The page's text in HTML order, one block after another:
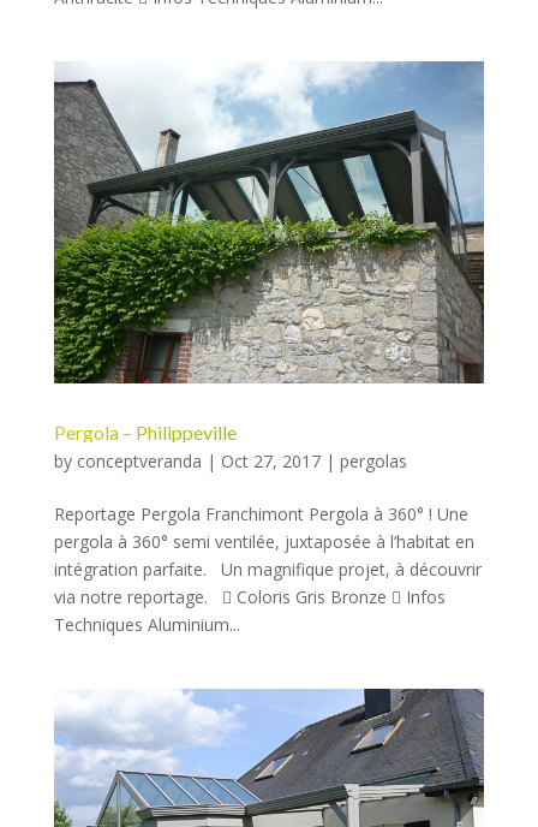
Pergola – Philippeville
by conceptveranda | Oct 27, 2017| pergolas
Reportage Pergola Franchimont Pergola à 360° ! Une
pergola à 360° semi ventilée, juxtaposée à l’habitat en
intégration parfaite. Un magnifique projet, à découvrir
via notre reportage.  Coloris Gris Bronze  Infos
Techniques Aluminium...